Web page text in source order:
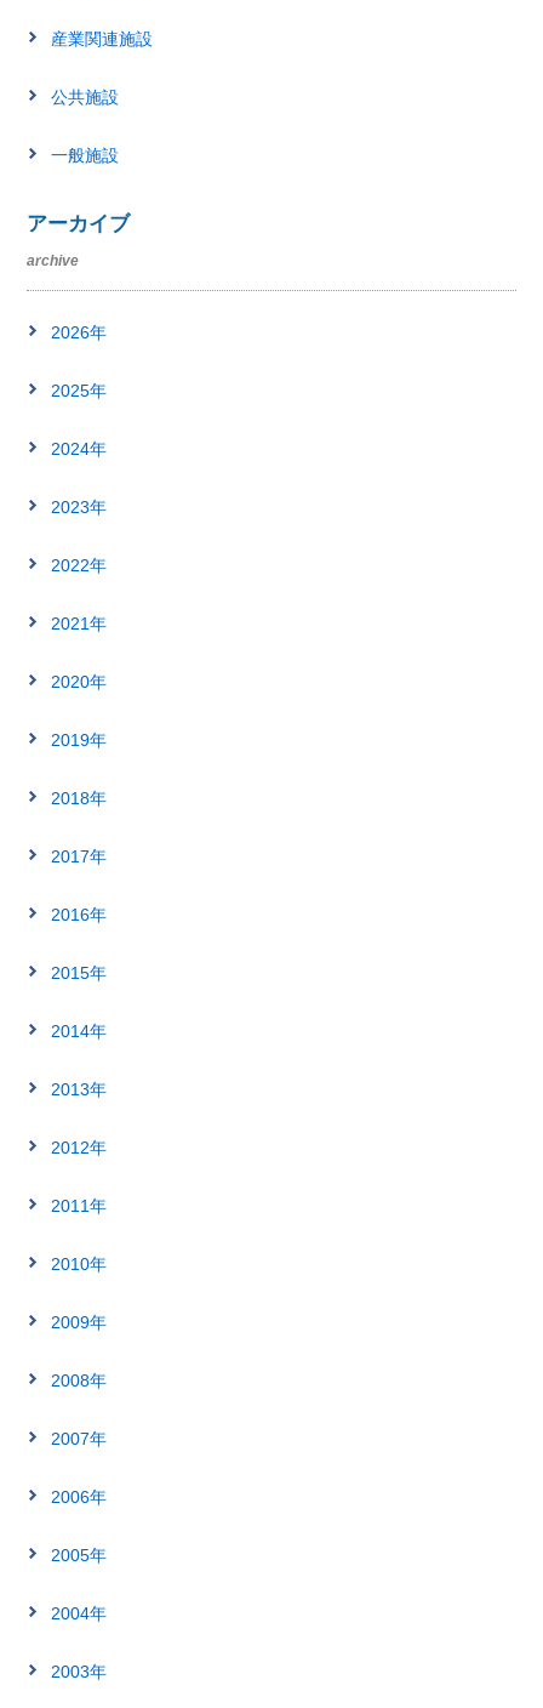
産業関連施設
公共施設
一般施設
アーカイブ
archive
2026年
2025年
2024年
2023年
2022年
2021年
2020年
2019年
2018年
2017年
2016年
2015年
2014年
2013年
2012年
2011年
2010年
2009年
2008年
2007年
2006年
2005年
2004年
2003年